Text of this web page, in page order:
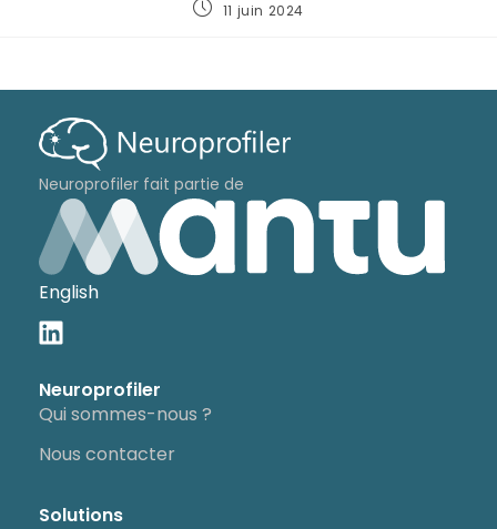
11 juin 2024
Neuroprofiler fait partie de
English
Neuroprofiler
Qui sommes-nous ?
Nous contacter
Solutions